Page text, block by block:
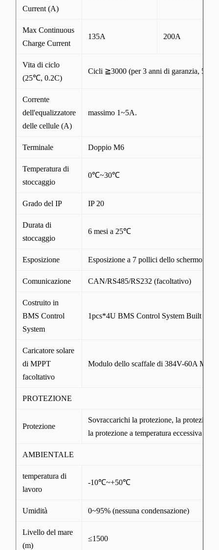
Current (A)
Max Continuous
Charge Current
135A 200A
Vita di ciclo
(25℃, 0.2C)
Cicli ≧3000 (per 3 anni di garanzia, 5-8
Corrente
dell'equalizzatore
delle cellule (A)
massimo 1~5A.
Terminale Doppio M6
Temperatura di
stoccaggio
0℃~30℃
Grado del IP IP 20
Durata di
stoccaggio
6 mesi a 25℃
Esposizione Esposizione a 7 pollici dello schermo
Comunicazione CAN/RS485/RS232 (facoltativo)
Costruito in
BMS Control
System
1pcs*4U BMS Control System Built
Caricatore solare
di MPPT
facoltativo
Modulo dello scaffale di 384V-60A
PROTEZIONE
Protezione
Sovraccarichi la protezione, la
la protezione a temperatura eccessiva
AMBIENTALE
temperatura di
lavoro
-10℃~+50℃
Umidità 0~95% (nessuna condensazione)
Livello del mare
(m)
≤1500